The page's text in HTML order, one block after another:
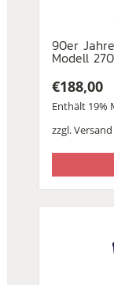
90er
Modell 270
€188,00
Enthält 19%
zzgl.Versand